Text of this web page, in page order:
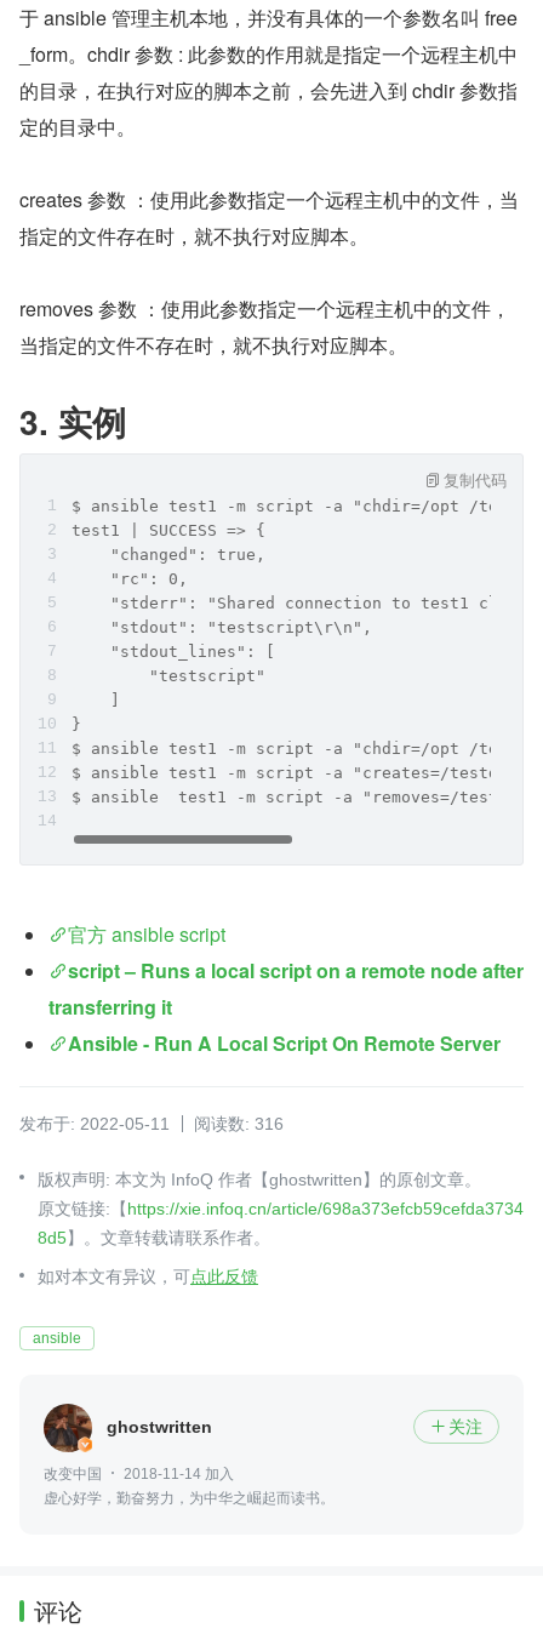
于 ansible 管理主机本地，并没有具体的一个参数名叫 free
_form。chdir 参数 : 此参数的作用就是指定一个远程主机中
的目录，在执行对应的脚本之前，会先进入到 chdir 参数指
定的目录中。
creates 参数 ：使用此参数指定一个远程主机中的文件，当
指定的文件存在时，就不执行对应脚本。
removes 参数 ：使用此参数指定一个远程主机中的文件，
当指定的文件不存在时，就不执行对应脚本。
3. 实例
$ ansible test1 -m script -a "chdir=/opt /
test1 | SUCCESS => {
    "changed": true,
    "rc": 0,
"stderr": "Shared connection to test1
    "stdout": "testscript\r\n",
    "stdout_lines": [
        "testscript"
}
$ ansible test1 -m script -a "chdir=/opt /
$ ansible test1 -m script -a "creates=/
$ ansible  test1 -m script -a "removes=/
复制代码
官方 ansible script
script – Runs a local script on a remote node after
transferring it
Ansible - Run A Local Script On Remote Server
发布于: 2022-05-11 阅读数: 316
版权声明: 本文为 InfoQ 作者【ghostwritten】的原创文章。
原文链接:【https://xie.infoq.cn/article/698a373efcb59cefda3734
8d5】。文章转载请联系作者。
如对本文有异议，可点此反馈
ansible
ghostwritten  关注
改变中国
2018-11-14 加入
虚心好学，勤奋努力，为中华之崛起而读书。
评论